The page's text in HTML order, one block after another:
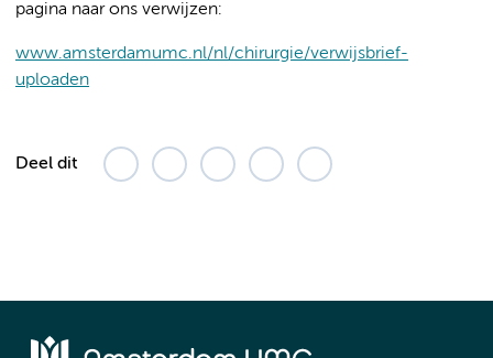
pagina naar ons verwijzen:
www.amsterdamumc.nl/nl/chirurgie/verwijsbrief-
uploaden
Deel dit